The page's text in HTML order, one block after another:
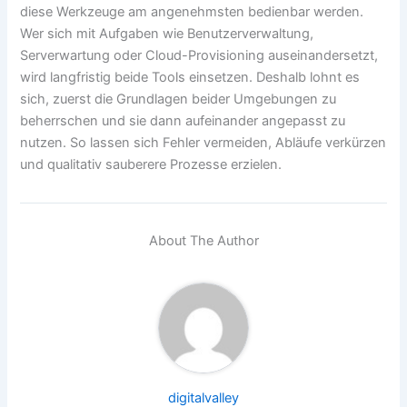
diese Werkzeuge am angenehmsten bedienbar werden.
Wer sich mit Aufgaben wie Benutzerverwaltung,
Serverwartung oder Cloud-Provisioning auseinandersetzt,
wird langfristig beide Tools einsetzen. Deshalb lohnt es
sich, zuerst die Grundlagen beider Umgebungen zu
beherrschen und sie dann aufeinander angepasst zu
nutzen. So lassen sich Fehler vermeiden, Abläufe verkürzen
und qualitativ sauberere Prozesse erzielen.
About The Author
digitalvalley